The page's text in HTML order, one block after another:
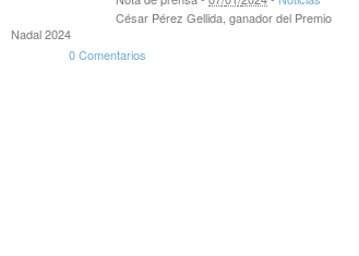
César Pérez Gellida, ganador del Premio
Nadal 2024
0 Comentarios